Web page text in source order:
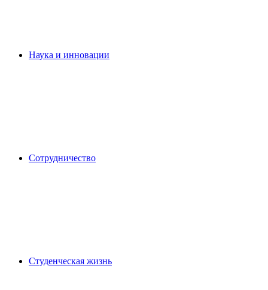
Наука и инновации
Сотрудничество
Студенческая жизнь